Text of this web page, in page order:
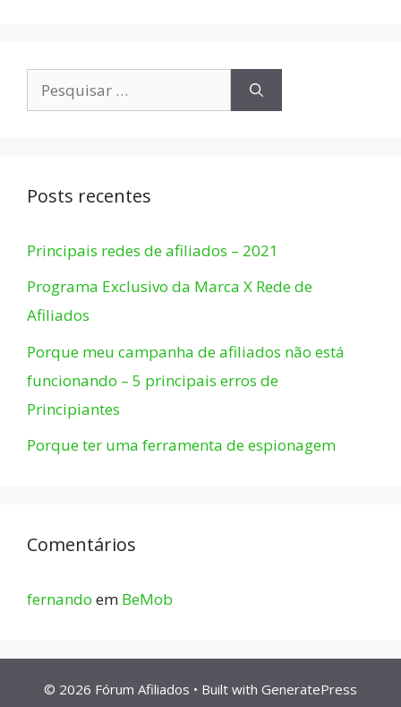
Pesquisar
por:
Posts recentes
Principais redes de afiliados – 2021
Programa Exclusivo da Marca X Rede de
Afiliados
Porque meu campanha de afiliados não está
funcionando – 5 principais erros de
Principiantes
Porque ter uma ferramenta de espionagem
Comentários
fernando em BeMob
© 2026 Fórum Afiliados • Built with GeneratePress